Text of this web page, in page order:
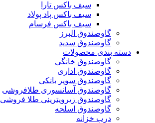
سیف باکس تارا
سیف باکس پاد پولاد
سیف باکس فرسام
گاوصندوق البرز
گاوصندوق سدید
دسته بندی محصولات
گاوصندوق خانگی
گاوصندوق اداری
گاوصندوق سوپر بانکی
گاوصندوق آسانسوری طلافروشی
گاوصندوق زیرویترینی طلا فروشی
گاوصندوق اسلحه
درب خزانه